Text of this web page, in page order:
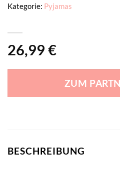
26,99 €
ZUM
Kategorie: Pyjamas
BESCHREIBUNG